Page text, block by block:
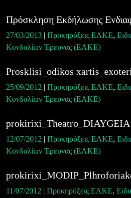
Πρόσκληση Εκδήλωσης
27/03/2013 | Προκηρύξεις ΕΛΚΕ,
Κονδυλίων Έρευνας (ΕΛΚΕ)
Prosklisi_odikos
25/09/2012 | Προκηρύξεις ΕΛΚΕ,
Κονδυλίων Έρευνας (ΕΛΚΕ)
prokirixi_Theatro_DIAYGEIA
12/07/2012 | Προκηρύξεις ΕΛΚΕ,
Κονδυλίων Έρευνας (ΕΛΚΕ)
11/07/2012 | Προκηρύξεις ΕΛΚΕ,